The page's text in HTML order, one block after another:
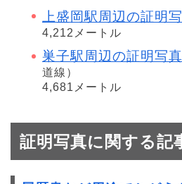
上盛岡駅周辺の証明
4,212メートル
巣子駅周辺の証明写
道線）
4,681メートル
証明写真に関する記